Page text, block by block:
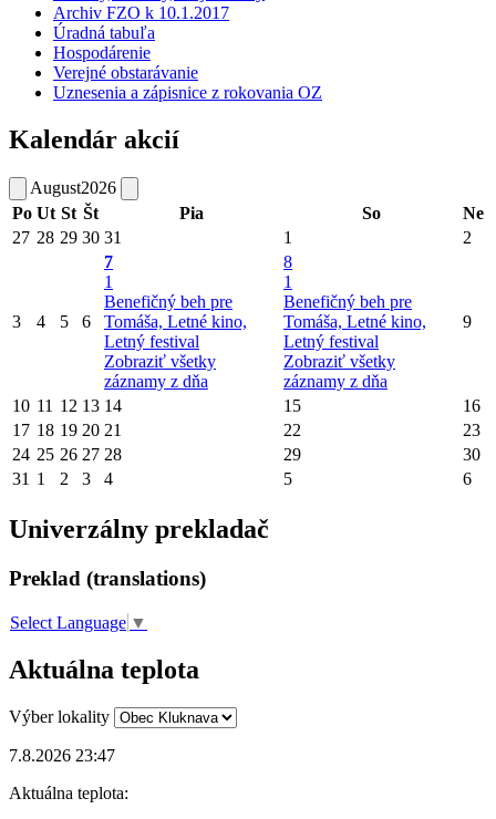
Archiv FZO k 10.1.2017
Úradná tabuľa
Hospodárenie
Verejné obstarávanie
Uznesenia a zápisnice z rokovania OZ
Kalendár akcií
August2026
Po Ut St Št Pia So
Ne
27 28 29 30 31 1 2
3 4 5 6
7
1
Benefičný beh pre
Tomáša, Letné kino,
Letný festival
Zobraziť všetky
záznamy z dňa
8
1
Benefičný beh pre
Tomáša, Letné kino,
Letný festival
Zobraziť všetky
záznamy z dňa
9
10 11 12 13 14 15
16
17 18 19 20 21 22
23
24 25 26 27 28 29
30
31 1 2 3 4 5 6
Univerzálny prekladač
Preklad (translations)
Select Language ▼
Aktuálna teplota
Výber lokality
7.8.2026 23:47
Aktuálna teplota: